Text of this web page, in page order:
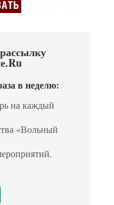
в неделю:
на каждый
«Вольный